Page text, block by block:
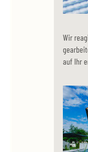
Wir
auf Ihr